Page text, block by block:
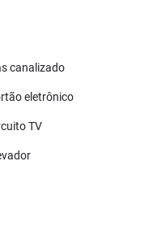
canalizado
eletrônico
TV